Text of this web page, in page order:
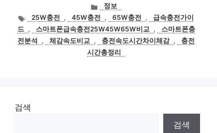
카
테
고
리
정보
태25W충전 , 45W충전 , 65W충전 ,
급속충전가이
드 , 스마트폰급속충전25W45W65W비교 ,
스마트폰충
전분석
, 체감속도비교 , 충전속도시간차이체감 ,
충전
시간총정리
검색
검색